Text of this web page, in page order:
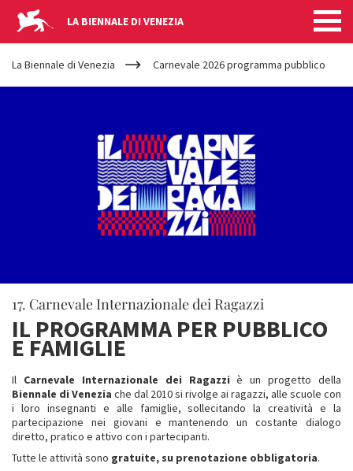
LA BIENNALE DI VENEZIA
YOUR
ARE
HERE
La Biennale di Venezia Carnevale 2026 programma pubblico
17. Carnevale Internazionale dei Ragazzi
IL PROGRAMMA PER PUBBLICO
E FAMIGLIE
Il Carnevale Internazionale dei Ragazzi è un progetto della
Biennale di Venezia che dal 2010 si rivolge ai ragazzi, alle scuole con
i loro insegnanti e alle famiglie, sollecitando la creatività e la
partecipazione nei giovani e mantenendo un costante dialogo
diretto, pratico e attivo con i partecipanti.
Tutte le attività sono gratuite, su prenotazione obbligatoria.